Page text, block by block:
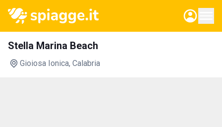
Stella Marina Beach
Gioiosa Ionica, Calabria